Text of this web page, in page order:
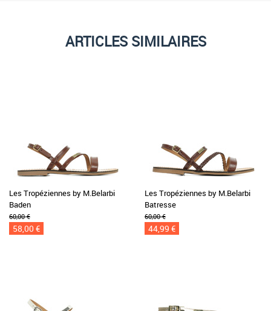
ARTICLES SIMILAIRES
Les Tropéziennes by M.Belarbi
Baden
60,00 €
58,00 €
Les Tropéziennes by M.Belarbi
Batresse
60,00 €
44,99 €